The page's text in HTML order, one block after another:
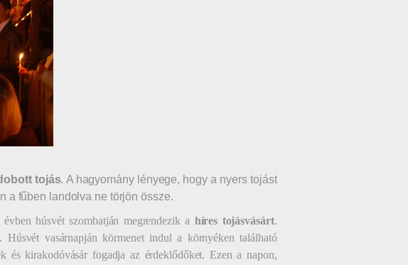
tojás. A hagyomány lényege, hogy a nyers tojást
a fűben landolva ne törjön össze.
húsvét szombatján megrendezik a híres tojásvásárt.
. Húsvét vasárnapján körmenet indul a környéken található
és kirakodóvásár fogadja az érdeklődőket. Ezen a napon,